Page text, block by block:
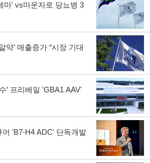
마' vs마운자로 당뇨병 3
약’ 매출증가 “시장 기대
’ 프리베일 'GBA1 AAV'
어 'B7-H4 ADC' 단독개발